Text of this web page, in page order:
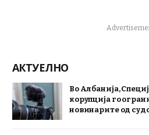
АКТУЕЛНО
Во Албанија,
корупција го
новинарите од